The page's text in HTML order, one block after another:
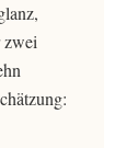
zwei